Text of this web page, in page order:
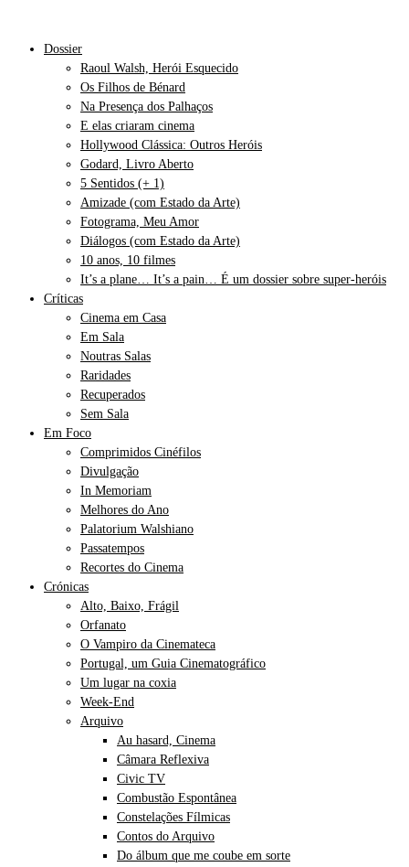
Dossier
Raoul Walsh, Herói Esquecido
Os Filhos de Bénard
Na Presença dos Palhaços
E elas criaram cinema
Hollywood Clássica: Outros Heróis
Godard, Livro Aberto
5 Sentidos (+ 1)
Amizade (com Estado da Arte)
Fotograma, Meu Amor
Diálogos (com Estado da Arte)
10 anos, 10 filmes
It’s a plane… It’s a pain… É um dossier sobre super-heróis
Críticas
Cinema em Casa
Em Sala
Noutras Salas
Raridades
Recuperados
Sem Sala
Em Foco
Comprimidos Cinéfilos
Divulgação
In Memoriam
Melhores do Ano
Palatorium Walshiano
Passatempos
Recortes do Cinema
Crónicas
Alto, Baixo, Frágil
Orfanato
O Vampiro da Cinemateca
Portugal, um Guia Cinematográfico
Um lugar na coxia
Week-End
Arquivo
Au hasard, Cinema
Câmara Reflexiva
Civic TV
Combustão Espontânea
Constelações Fílmicas
Contos do Arquivo
Do álbum que me coube em sorte